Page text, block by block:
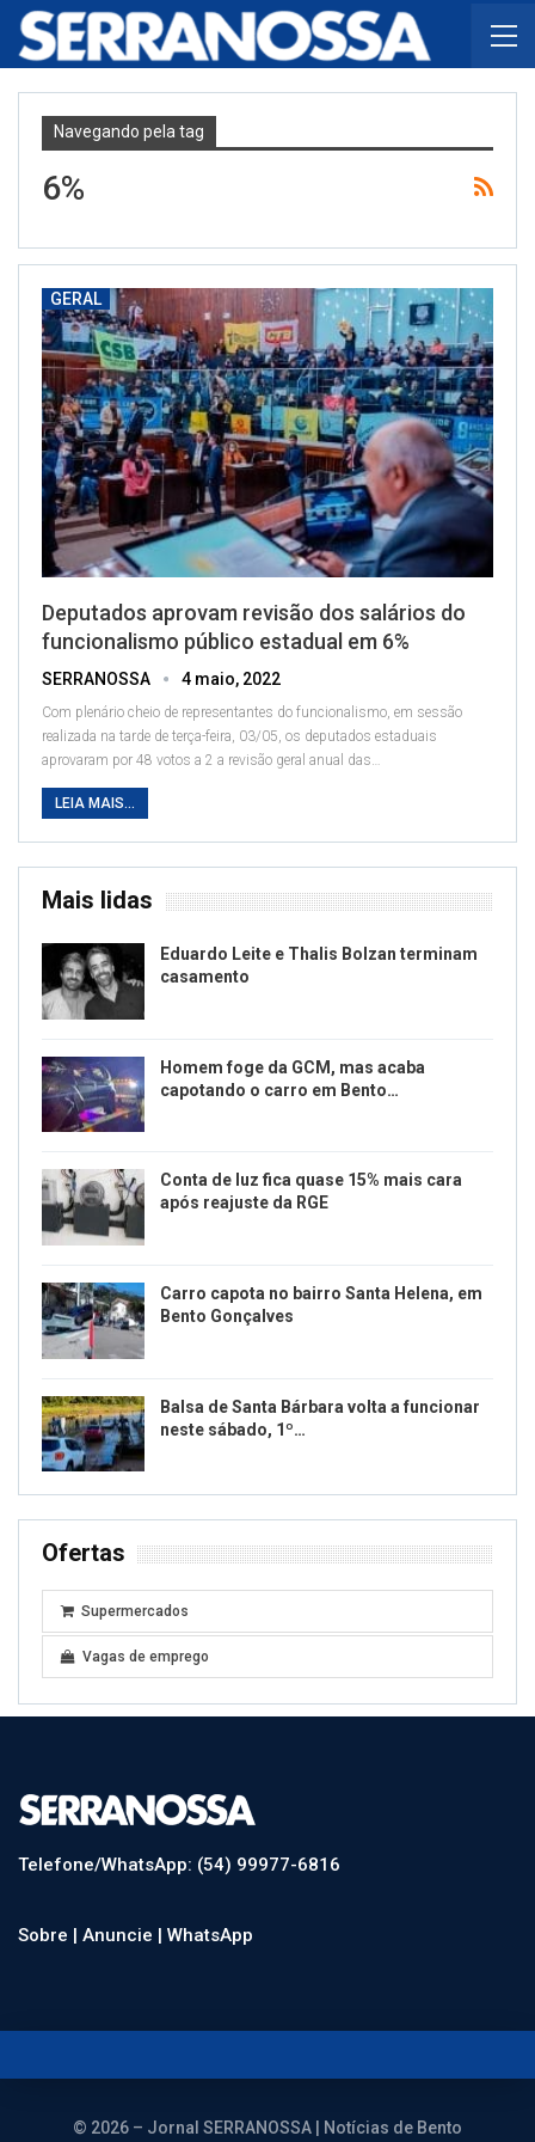
Navegando pela tag
6%
GERAL
Deputados aprovam revisão dos salários do
funcionalismo público estadual em 6%
SERRANOSSA 4 maio, 2022
Com plenário cheio de representantes do funcionalismo, em sessão
realizada na tarde de terça-feira, 03/05, os deputados estaduais
aprovaram por 48 votos a 2 a revisão geral anual das…
LEIA MAIS...
Mais lidas
Eduardo Leite e Thalis Bolzan terminam
casamento
Homem foge da GCM, mas acaba
capotando o carro em Bento…
Conta de luz fica quase 15% mais cara
após reajuste da RGE
Carro capota no bairro Santa Helena, em
Bento Gonçalves
Balsa de Santa Bárbara volta a funcionar
neste sábado, 1º…
Ofertas
Supermercados
Vagas de emprego
Telefone/WhatsApp: (54) 99977-6816
Sobre | Anuncie | WhatsApp
© 2026 – Jornal SERRANOSSA | Notícias de Bento